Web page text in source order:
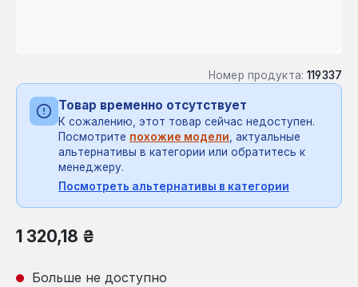
Номер продукта: 119337
Товар временно отсутствует
К сожалению, этот товар сейчас недоступен.
Посмотрите похожие модели, актуальные
альтернативы в категории или обратитесь к
менеджеру.
Посмотреть альтернативы в категории
Обычная цена:
1 320,18 ₴
Больше не доступно